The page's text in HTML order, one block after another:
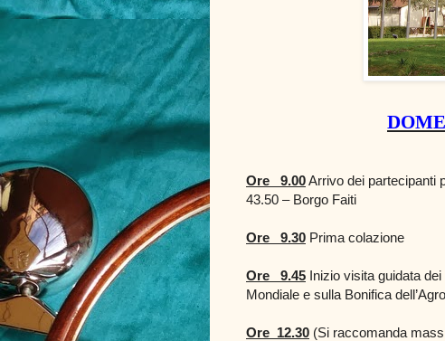
Ore 9.00Arrivo dei partecipanti
43.50 – Borgo Faiti
Ore 9.30 Prima colazione
Ore 9.45 Inizio visita guidata
Mondiale e sulla Bonifica
Ore 12.30 (Si raccomanda